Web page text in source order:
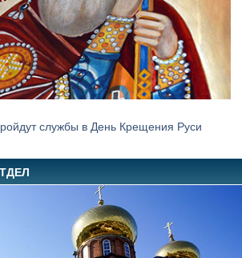
службы в День Крещения Руси